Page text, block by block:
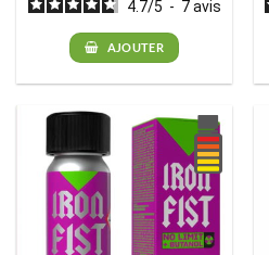
4.7/5 - 7avis
AJOUTER